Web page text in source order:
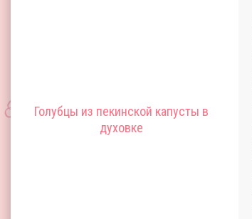
Голубцы из пекинской капусты в
духовке